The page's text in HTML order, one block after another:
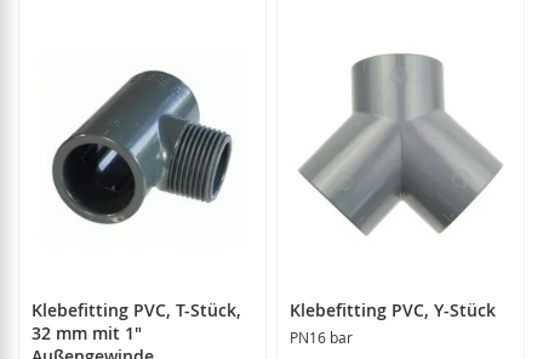
Klebefitting PVC, T-Stück,
32 mm mit 1"
Klebefitting PVC, Y-Stück
PN16 bar